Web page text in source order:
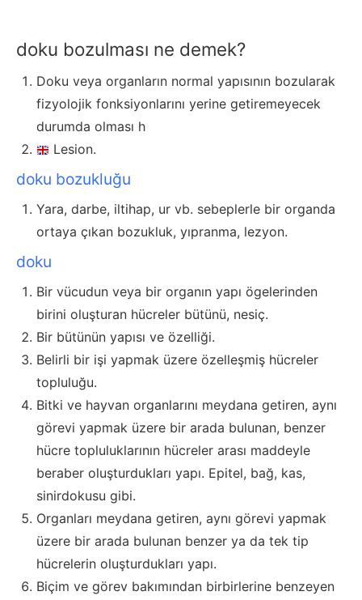
doku bozulması ne demek?
Doku veya organların normal yapısının bozularak
fizyolojik fonksiyonlarını yerine getiremeyecek
durumda olması h
Lesion.
doku bozukluğu
Yara, darbe, iltihap, ur vb. sebeplerle bir organda
ortaya çıkan bozukluk, yıpranma, lezyon.
doku
Bir vücudun veya bir organın yapı ögelerinden
birini oluşturan hücreler bütünü, nesiç.
Bir bütünün yapısı ve özelliği.
Belirli bir işi yapmak üzere özelleşmiş hücreler
topluluğu.
Bitki ve hayvan organlarını meydana getiren, aynı
görevi yapmak üzere bir arada bulunan, benzer
hücre topluluklarının hücreler arası maddeyle
beraber oluşturdukları yapı. Epitel, bağ, kas,
sinirdokusu gibi.
Organları meydana getiren, aynı görevi yapmak
üzere bir arada bulunan benzer ya da tek tip
hücrelerin oluşturdukları yapı.
Biçim ve görev bakımından birbirlerine benzeyen